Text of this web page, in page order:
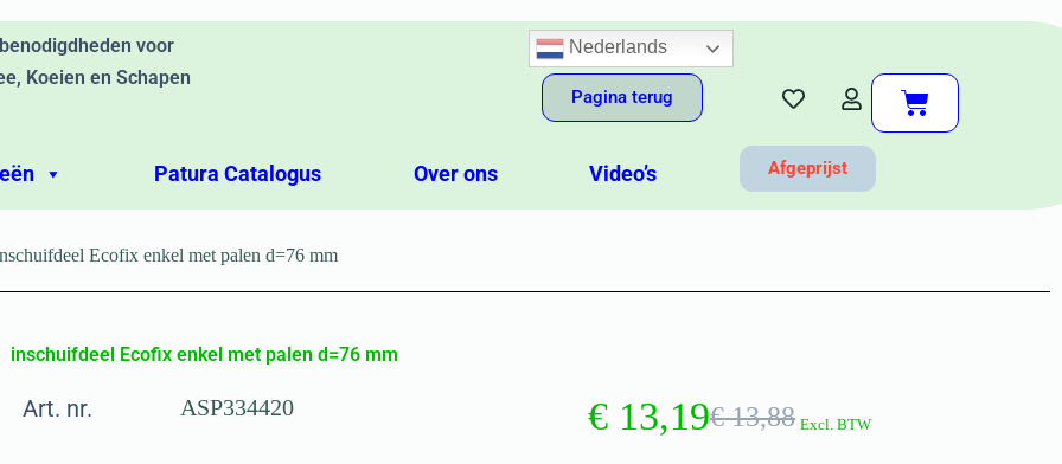
voor
Koeien en Schapen
Nederlands
Pagina terug
Patura Catalogus Over ons Video’s Afgeprijst
Ecofix enkel met palen d=76 mm
inschuifdeel Ecofix enkel met palen d=76 mm
Art. nr. ASP334420 €13,88
€ 13,19 Excl. BTW